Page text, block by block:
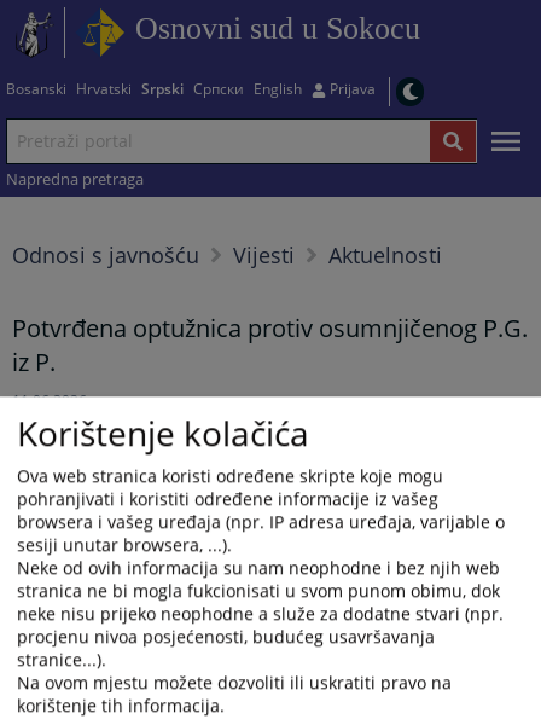
Osnovni sud u Sokocu
Bosanski Hrvatski Srpski Српски English Prijava
Napredna pretraga
Odnosi s javnošću Vijesti Aktuelnosti
Potvrđena optužnica protiv osumnjičenog P.G.
iz P.
11.06.2026.
Rješenjem Osnovnog suda u Sokocu od 9.6.2026.godine,
potvrđena je optužnica Okružnog javnog tužilaštva u Istočnom
Sarajevu od 26.5.2026.godine, protiv osumnjičenog P.G. iz P., zbog
osnovane sumnje da je počinio
člana 224a. stav 1. Krivičnog zakonika Republike Srpske.
Prikazana vijest je na: Српски језик
PREGLEDA
Korištenje kolačića
Ova web stranica koristi određene skripte koje mogu
pohranjivati i koristiti određene informacije iz vašeg
browsera i vašeg uređaja (npr. IP adresa uređaja, varijable o
sesiji unutar browsera, ...).
Neke od ovih informacija su nam neophodne i bez njih web
stranica ne bi mogla fukcionisati u svom punom obimu, dok
neke nisu prijeko neophodne a služe za dodatne stvari (npr.
procjenu nivoa posjećenosti, budućeg usavršavanja
stranice...).
Na ovom mjestu možete dozvoliti ili uskratiti pravo na
korištenje tih informacija.